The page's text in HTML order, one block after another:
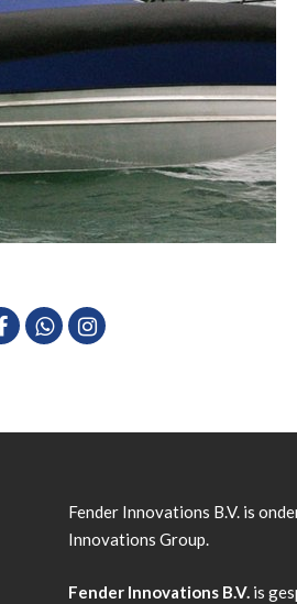
Fender Innovations B.V. is
Innovations Group.
Fender Innovations B.V.is